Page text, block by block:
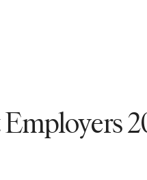
Employers